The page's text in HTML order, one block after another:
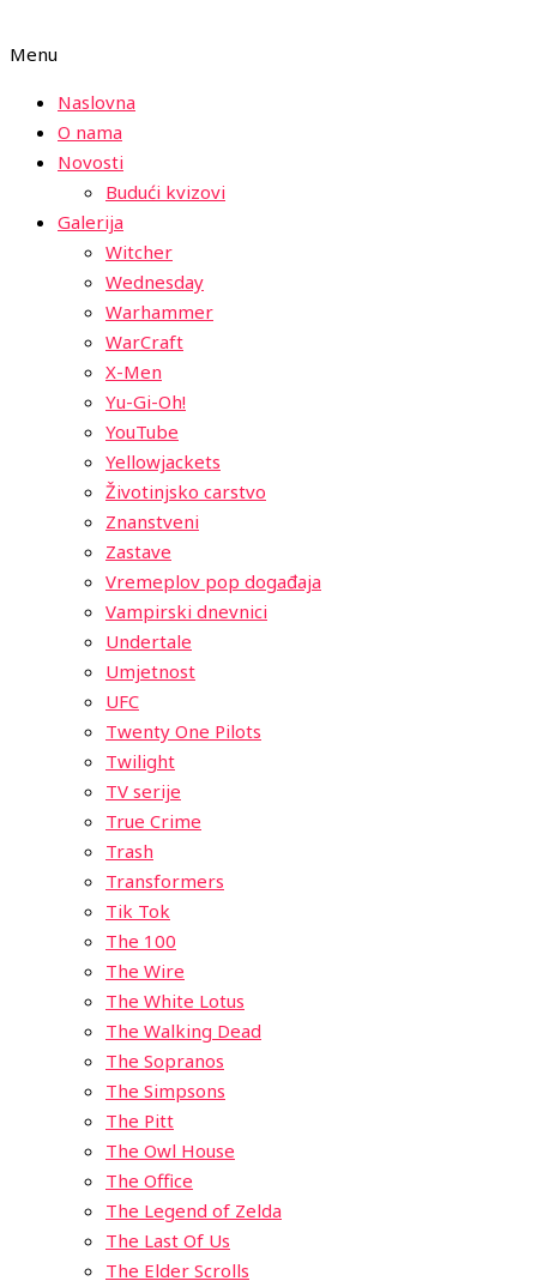
Menu
Naslovna
O nama
Novosti
Budući kvizovi
Galerija
Witcher
Wednesday
Warhammer
WarCraft
X-Men
Yu-Gi-Oh!
YouTube
Yellowjackets
Životinjsko carstvo
Znanstveni
Zastave
Vremeplov pop događaja
Vampirski dnevnici
Undertale
Umjetnost
UFC
Twenty One Pilots
Twilight
TV serije
True Crime
Trash
Transformers
Tik Tok
The 100
The Wire
The White Lotus
The Walking Dead
The Sopranos
The Simpsons
The Pitt
The Owl House
The Office
The Legend of Zelda
The Last Of Us
The Elder Scrolls